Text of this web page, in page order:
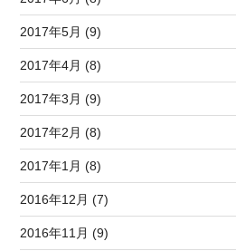
2017年5月 (9)
2017年4月 (8)
2017年3月 (9)
2017年2月 (8)
2017年1月 (8)
2016年12月 (7)
2016年11月 (9)